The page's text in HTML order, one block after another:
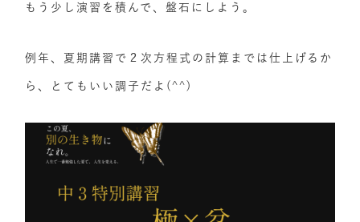
もう少し演習を積んで、盤石にしよう。
例年、夏期講習で２次方程式の計算までは仕上げるか
ら、とてもいい調子だよ(^^)